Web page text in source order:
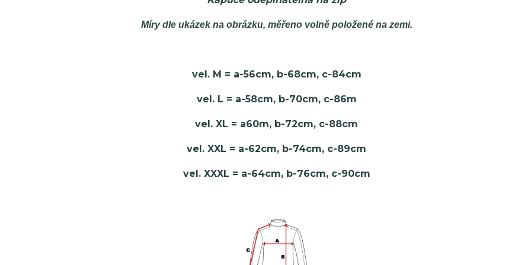
Míry dle ukázek na obrázku, měřeno volně položené na zemi.
vel. M = a-56cm, b-68cm, c-84cm
vel. L = a-58cm, b-70cm, c-86m
vel. XL = a60m, b-72cm, c-88cm
vel. XXL = a-62cm, b-74cm, c-89cm
vel. XXXL = a-64cm, b-76cm, c-90cm